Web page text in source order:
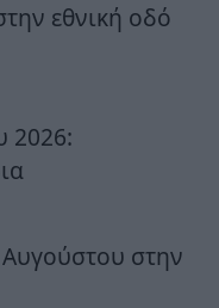
εθνική οδό
2026:
στην